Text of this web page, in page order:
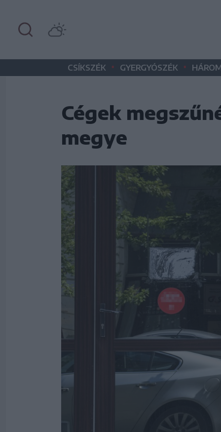
CSÍKSZÉK • GYERGYÓSZÉK •
Cégek
megye